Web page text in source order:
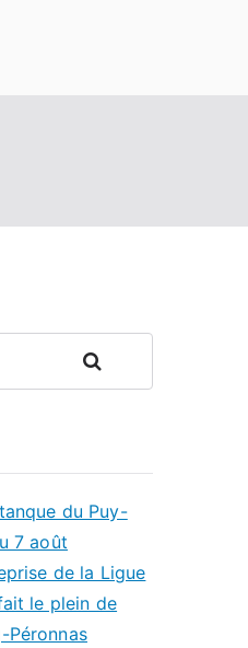
Rechercher
du Puy-
7 août
de la Ligue
le plein de
Péronnas